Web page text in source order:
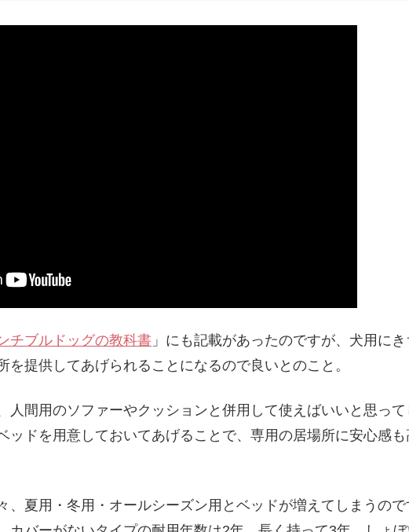
チブルドッグの教科書 」にも記載があったのですが、犬用に
を提供してあげられることになるので良いとのこと。
人間用のソファーやクッションと併用して使えばいいと思って
ッドを用意しておいてあげることで、専用の居場所に安心感も
、夏用・冬用・オールシーズン用とベッドが増えてしまうの